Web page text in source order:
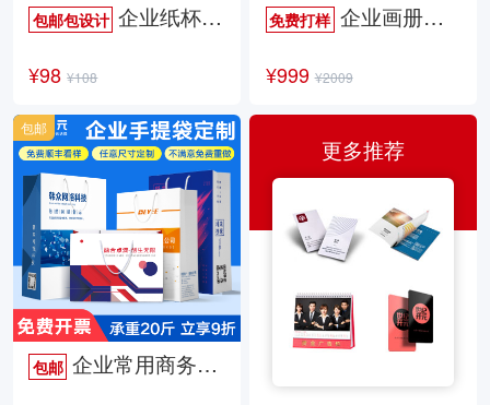
包邮包设计 企业纸杯定制
¥98 ¥108
免费打样企业画册定制
¥999 ¥2009
包邮 企业常用商务手提袋
包邮
更多推荐